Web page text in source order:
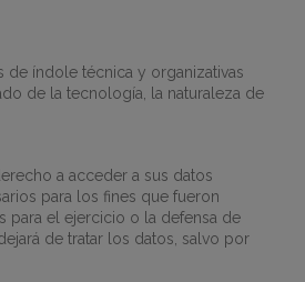
índole técnica y organizativas
de la tecnología, la naturaleza de
a acceder a sus datos
para los fines que fueron
para el ejercicio o la defensa de
de tratar los datos, salvo por